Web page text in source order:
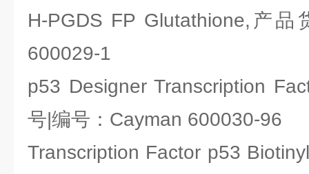
H-PGDS FP Glutathione,产
600029-1
p53 Designer Transcription
号|编号：Cayman 600030-96
Transcription Factor p53